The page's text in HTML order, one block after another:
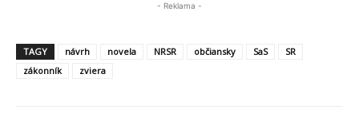
- Reklama -
TAGY návrh novela NRSR občiansky SaS
SR
zákonník
zviera